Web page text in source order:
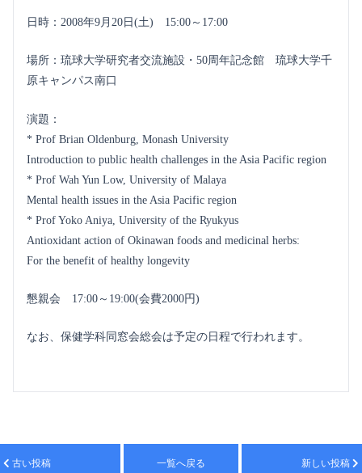
日時：2008年9月20日(土) 15:00～17:00
場所：琉球大学研究者交流施設・50周年記念館 琉球大学千
原キャンパス南口
演題：
* Prof Brian Oldenburg, Monash University
Introduction to public health challenges in the Asia Pacific region
* Prof Wah Yun Low, University of Malaya
Mental health issues in the Asia Pacific region
* Prof Yoko Aniya, University of the Ryukyus
Antioxidant action of Okinawan foods and medicinal herbs:
For the benefit of healthy longevity
懇親会 17:00～19:00(会費2000円)
なお、保健学科同窓会総会は予定の日程で行われます。
古い投稿 一覧へ戻る 新しい投稿